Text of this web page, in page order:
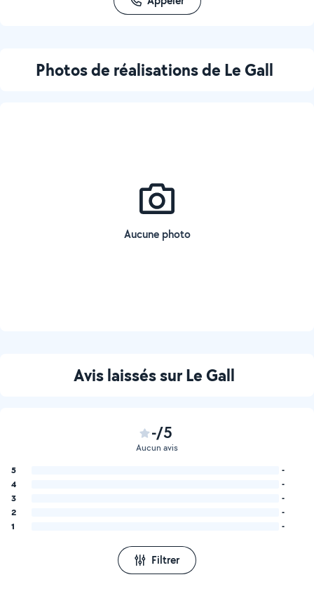
Photos de réalisations de Le Gall
Aucune photo
Avis laissés sur Le Gall
-/5
Aucun avis
5
-
4
-
3
-
2
-
1
-
Filtrer